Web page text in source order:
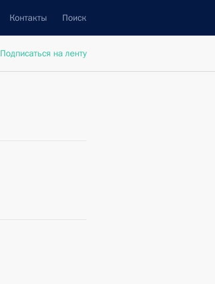
Контакты Поиск
Подписаться на ленту